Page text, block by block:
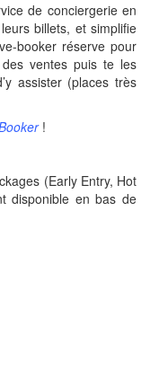
de conciergerie en
billets, et simplifie
booker réserve pour
ventes puis te les
assister (places très
!
(Early Entry, Hot
disponible en bas de